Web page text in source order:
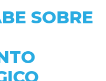
SOBRE